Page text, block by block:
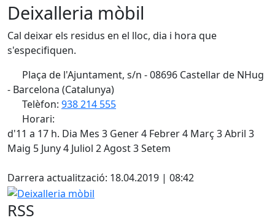
Deixalleria mòbil
Cal deixar els residus en el lloc, dia i hora que
s'especifiquen.
Plaça de l'Ajuntament, s/n - 08696 Castellar de NHug
- Barcelona (Catalunya)
Telèfon: 938 214 555
Horari:
d'11 a 17 h. Dia Mes 3 Gener 4 Febrer 4 Març 3 Abril 3
Maig 5 Juny 4 Juliol 2 Agost 3 Setem
Darrera actualització: 18.04.2019 | 08:42
Deixalleria mòbil
RSS